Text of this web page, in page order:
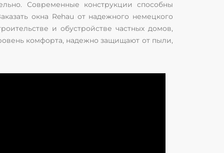
Современные конструкции способны
окна Rehau от надежного немецкого
и обустройстве частных домов,
комфорта, надежно защищают от пыли,